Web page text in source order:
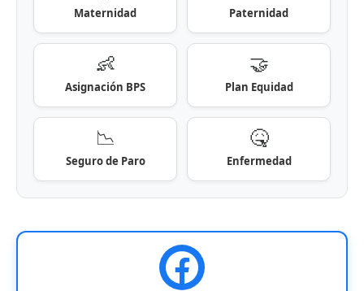
Maternidad Paternidad
👶
Asignación BPS
🤝
Plan Equidad
📉
Seguro de Paro
🤒
Enfermedad